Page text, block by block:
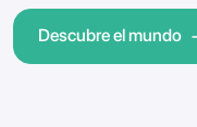
Descubre el mundo